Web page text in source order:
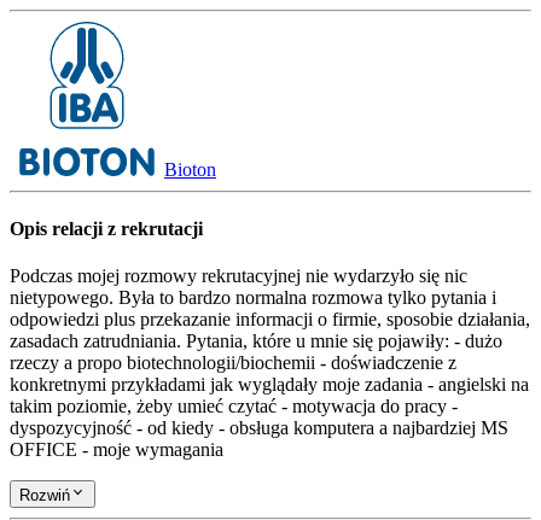
Bioton
Opis relacji z rekrutacji
Podczas mojej rozmowy rekrutacyjnej nie wydarzyło się nic
nietypowego. Była to bardzo normalna rozmowa tylko pytania i
odpowiedzi plus przekazanie informacji o firmie, sposobie działania,
zasadach zatrudniania. Pytania, które u mnie się pojawiły: - dużo
rzeczy a propo biotechnologii/biochemii - doświadczenie z
konkretnymi przykładami jak wyglądały moje zadania - angielski na
takim poziomie, żeby umieć czytać - motywacja do pracy -
dyspozycyjność - od kiedy - obsługa komputera a najbardziej MS
OFFICE - moje wymagania
Rozwiń